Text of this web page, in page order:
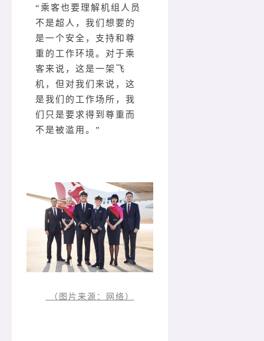
“乘客也要理解机组人员
不是超人，我们想要的
是一个安全，支持和尊
重的工作环境。对于乘
客来说，这是一架飞
机，但对我们来说，这
是我们的工作场所，我
们只是要求得到尊重而
不是被滥用。”
（图片来源：网络）